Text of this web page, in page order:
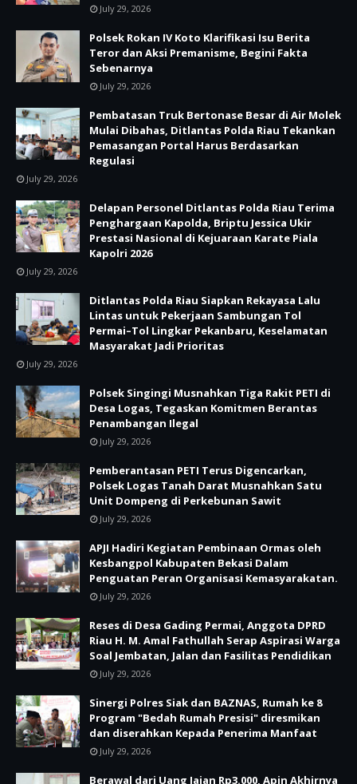
July 29, 2026
Polsek Rokan IV Koto Klarifikasi Isu Berita
Teror dan Aksi Premanisme, Begini Fakta
Sebenarnya
July 29, 2026
Pembatasan Truk Bertonase Besar di Air Molek
Mulai Dibahas, Ditlantas Polda Riau Tekankan
Pemasangan Portal Harus Berdasarkan
Regulasi
July 29, 2026
Delapan Personel Ditlantas Polda Riau Terima
Penghargaan Kapolda, Briptu Jessica Ukir
Prestasi Nasional di Kejuaraan Karate Piala
Kapolri 2026
July 29, 2026
Ditlantas Polda Riau Siapkan Rekayasa Lalu
Lintas untuk Pekerjaan Sambungan Tol
Permai–Tol Lingkar Pekanbaru, Keselamatan
Masyarakat Jadi Prioritas
July 29, 2026
Polsek Singingi Musnahkan Tiga Rakit PETI di
Desa Logas, Tegaskan Komitmen Berantas
Penambangan Ilegal
July 29, 2026
Pemberantasan PETI Terus Digencarkan,
Polsek Logas Tanah Darat Musnahkan Satu
Unit Dompeng di Perkebunan Sawit
July 29, 2026
APJI Hadiri Kegiatan Pembinaan Ormas oleh
Kesbangpol Kabupaten Bekasi Dalam
Penguatan Peran Organisasi Kemasyarakatan.
July 29, 2026
Reses di Desa Gading Permai, Anggota DPRD
Riau H. M. Amal Fathullah Serap Aspirasi Warga
Soal Jembatan, Jalan dan Fasilitas Pendidikan
July 29, 2026
Sinergi Polres Siak dan BAZNAS, Rumah ke 8
Program "Bedah Rumah Presisi" diresmikan
dan diserahkan Kepada Penerima Manfaat
July 29, 2026
Berawal dari Uang Jajan Rp3.000, Apin Akhirnya